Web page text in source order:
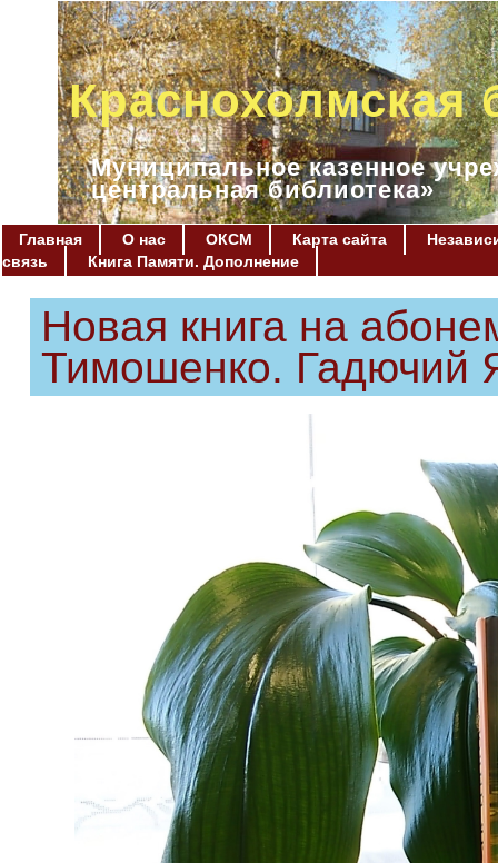
Краснохолмская
Муниципальное казенное
центральная библиотека»
Главная О нас ОКСМ Карта сайта
связь
Книга Памяти. Дополнение
Новая книга на
Тимошенко. Гадючий